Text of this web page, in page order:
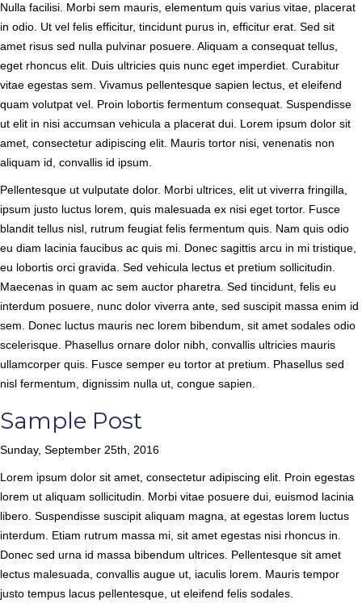
Nulla facilisi. Morbi sem mauris, elementum quis varius vitae, placerat
in odio. Ut vel felis efficitur, tincidunt purus in, efficitur erat. Sed sit
amet risus sed nulla pulvinar posuere. Aliquam a consequat tellus,
eget rhoncus elit. Duis ultricies quis nunc eget imperdiet. Curabitur
vitae egestas sem. Vivamus pellentesque sapien lectus, et eleifend
quam volutpat vel. Proin lobortis fermentum consequat. Suspendisse
ut elit in nisi accumsan vehicula a placerat dui. Lorem ipsum dolor sit
amet, consectetur adipiscing elit. Mauris tortor nisi, venenatis non
aliquam id, convallis id ipsum.
Pellentesque ut vulputate dolor. Morbi ultrices, elit ut viverra fringilla,
ipsum justo luctus lorem, quis malesuada ex nisi eget tortor. Fusce
blandit tellus nisl, rutrum feugiat felis fermentum quis. Nam quis odio
eu diam lacinia faucibus ac quis mi. Donec sagittis arcu in mi tristique,
eu lobortis orci gravida. Sed vehicula lectus et pretium sollicitudin.
Maecenas in quam ac sem auctor pharetra. Sed tincidunt, felis eu
interdum posuere, nunc dolor viverra ante, sed suscipit massa enim id
sem. Donec luctus mauris nec lorem bibendum, sit amet sodales odio
scelerisque. Phasellus ornare dolor nibh, convallis ultricies mauris
ullamcorper quis. Fusce semper eu tortor at pretium. Phasellus sed
nisl fermentum, dignissim nulla ut, congue sapien.
Sample Post
Sunday, September 25th, 2016
Lorem ipsum dolor sit amet, consectetur adipiscing elit. Proin egestas
lorem ut aliquam sollicitudin. Morbi vitae posuere dui, euismod lacinia
libero. Suspendisse suscipit aliquam magna, at egestas lorem luctus
interdum. Etiam rutrum massa mi, sit amet egestas nisi rhoncus in.
Donec sed urna id massa bibendum ultrices. Pellentesque sit amet
lectus malesuada, convallis augue ut, iaculis lorem. Mauris tempor
justo tempus lacus pellentesque, ut eleifend felis sodales.